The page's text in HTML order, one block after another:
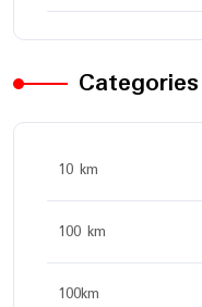
Categories
10 km
100 km
100km